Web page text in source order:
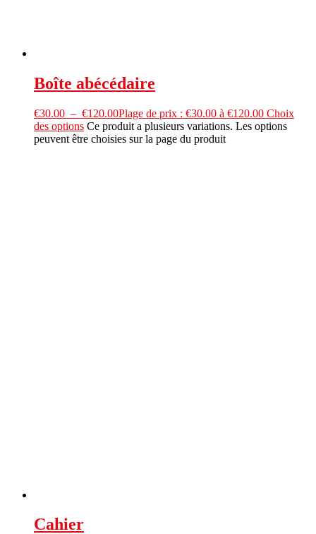
Boîte abécédaire
€30.00 – €120.00Plage de prix : €30.00 à €120.00 Choix
des options Ce produit a plusieurs variations. Les options
peuvent être choisies sur la page du produit
Cahier